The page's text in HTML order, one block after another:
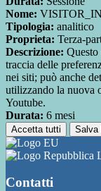
Nome:
Tipologia: analitico
Proprieta: Terza-
Descrizione: Questo
traccia delle
nei siti; può anche
utilizzando la nuova
Youtube.
Durata: 6 mesi
Accetta tutti Salva
Contatti